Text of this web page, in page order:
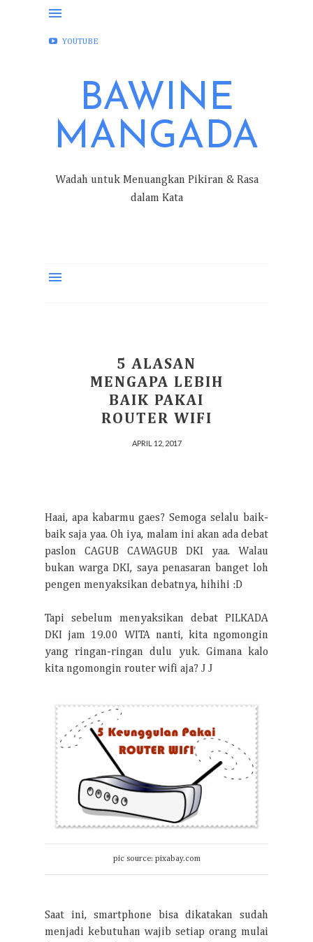
FACEBOOK
YOUTUBE
BAWINE
MANGADA
Wadah untuk Menuangkan Pikiran & Rasa
dalam Kata
5 ALASAN
MENGAPA LEBIH
BAIK PAKAI
ROUTER WIFI
APRIL 12, 2017
Haai, apa kabarmu gaes? Semoga selalu baik-
baik saja yaa. Oh iya, malam ini akan ada debat
paslon CAGUB CAWAGUB DKI yaa. Walau
bukan warga DKI, saya penasaran banget loh
pengen menyaksikan debatnya, hihihi :D
Tapi sebelum menyaksikan debat PILKADA
DKI jam 19.00 WITA nanti, kita ngomongin
yang ringan-ringan dulu yuk. Gimana kalo
kita ngomongin router wifi aja? J J
pic source: pixabay.com
Saat ini, smartphone bisa dikatakan sudah
menjadi kebutuhan wajib setiap orang mulai